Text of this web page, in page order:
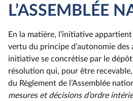
L’ASSEMBLÉE
En la matière, l’initiative
vertu du principe d’autonomie des
initiative se concrétise par le
résolution qui, pour être recevable,
du Règlement de l’Assemblée
mesures et décisions d’ordre